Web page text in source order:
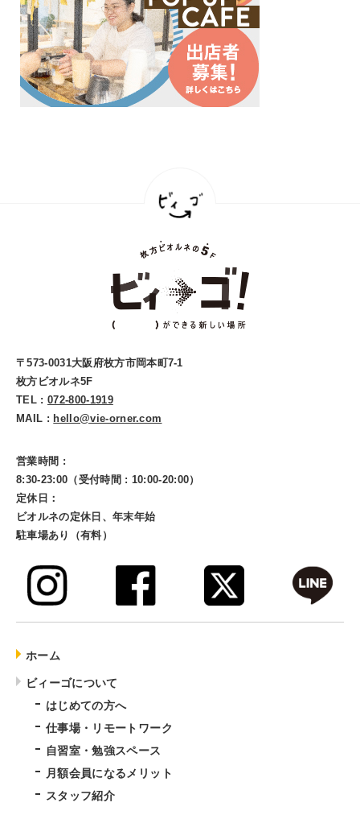
〒573-0031大阪府枚方市岡本町7-1
枚方ビオルネ5F
TEL : 072-800-1919
MAIL : hello@vie-orner.com
営業時間 :
8:30-23:00（受付時間 : 10:00-20:00）
定休日：
ビオルネの定休日、年末年始
駐車場あり（有料）
ホーム
ビィーゴについて
はじめての方へ
仕事場・リモートワーク
自習室・勉強スペース
月額会員になるメリット
スタッフ紹介